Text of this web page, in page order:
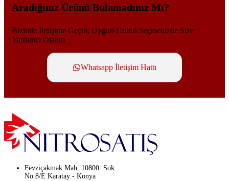
Aradığınız Ürünü Bulamadınız Mı?
Bizimle İletişime Geçin, Uygun Ürünü Seçmenizde Size
Yardımcı Olalım
Whatsapp İletişim Hattı
Fevziçakmak Mah. 10800. Sok.
No:8/E Karatay - Konya